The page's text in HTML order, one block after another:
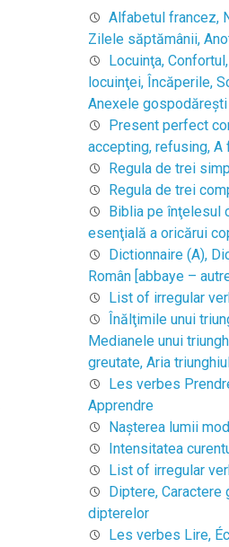
Alfabetul francez,
Zilele săptămânii,
Locuinţa,
locuinţei, Încăperile,
Anexele gospodăreşti
Present perfect
accepting, refusing,
Regula de trei
Regula de trei
Biblia pe înţelesul
esenţială a oricărui
Dictionnaire (A),
Român [abbaye –
List of irregular
Înălţimile unui
Medianele unui
greutate, Aria
Les verbes
Apprendre
Naşterea lumii
Intensitatea
List of irregular
Diptere, Caractere
dipterelor
Les verbes Lire,